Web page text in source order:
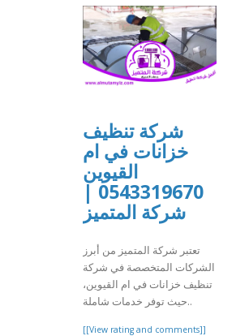
شركة تنظيف
خزانات في ام
القيوين
0543319670 |
شركة المتميز
تعتبر شركة المتميز من أبرز
الشركات المتخصصة في شركة
تنظيف خزانات في ام القيوين،
حيث توفر خدمات شاملة..
[[View rating and comments]]